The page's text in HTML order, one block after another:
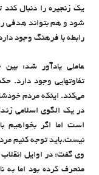
یک زنجیره را دنبال
شود و هم بتواند هدفی
رابطه با فرهنگ وجود
عاملی یادآور شد:
تفاوتهایی وجود دارد.
می‌کند. اینکه مردم
در یک الگوی اسلامی
است اما اگر بخواهیم
نیست.باید توجه کنیم
وی گفت: در اوایل انقلاب
منحرف کرده بود اما به